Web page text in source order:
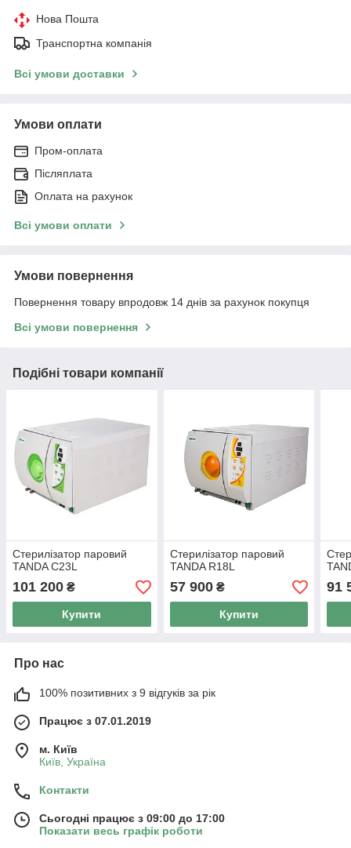
Нова Пошта
Транспортна компанія
Всі умови доставки
Умови оплати
Пром-оплата
Післяплата
Оплата на рахунок
Всі умови оплати
Умови повернення
Повернення товару впродовж 14 днів за рахунок покупця
Всі умови повернення
Подібні товари компанії
Стерилізатор паровий
TANDA C23L
101 200 ₴
Купити
Стерилізатор паровий
TANDA R18L
57 900₴
Купити
91
Про нас
100% позитивних з 9 відгуків за рік
Працює з 07.01.2019
м. Київ
Київ, Україна
Контакти
Сьогодні працює з 09:00 до 17:00
Показати весь графік роботи